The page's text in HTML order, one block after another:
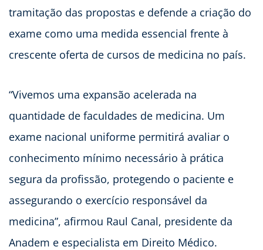
tramitação das propostas e defende a criação do
exame como uma medida essencial frente à
crescente oferta de cursos de medicina no país.
“Vivemos uma expansão acelerada na
quantidade de faculdades de medicina. Um
exame nacional uniforme permitirá avaliar o
conhecimento mínimo necessário à prática
segura da profissão, protegendo o paciente e
assegurando o exercício responsável da
medicina”, afirmou Raul Canal, presidente da
Anadem e especialista em Direito Médico.